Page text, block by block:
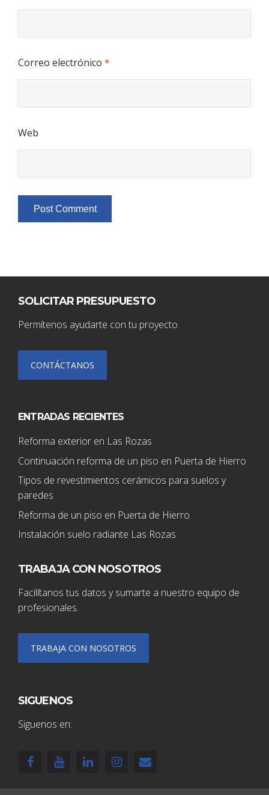
Correo electrónico *
Web
SOLICITAR PRESUPUESTO
Permítenos ayudarte con tu proyecto.
CONTÁCTANOS
ENTRADAS RECIENTES
Reforma exterior en Las Rozas
Continuación reforma de un piso en Puerta de Hierro
Tipos de revestimientos cerámicos para suelos y
paredes
Reforma de un piso en Puerta de Hierro
Instalación suelo radiante Las Rozas
TRABAJA CON NOSOTROS
Facilítanos tus datos y sumarte a nuestro equipo de
profesionales.
TRABAJA CON NOSOTROS
SIGUENOS
Siguenos en: